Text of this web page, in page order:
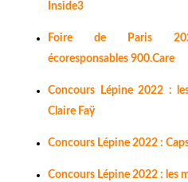
Inside3
Foire de Paris
écoresponsables 900.Care
Concours Lépine 2022 :
Claire Faÿ
Concours Lépine 2022 :
Concours Lépine 2022 : les